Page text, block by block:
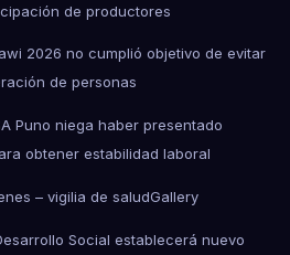
de productores
2026 no cumplió objetivo de evitar
de personas
Puno niega haber presentado
obtener estabilidad laboral
– vigilia de saludGallery
Social establecerá nuevo